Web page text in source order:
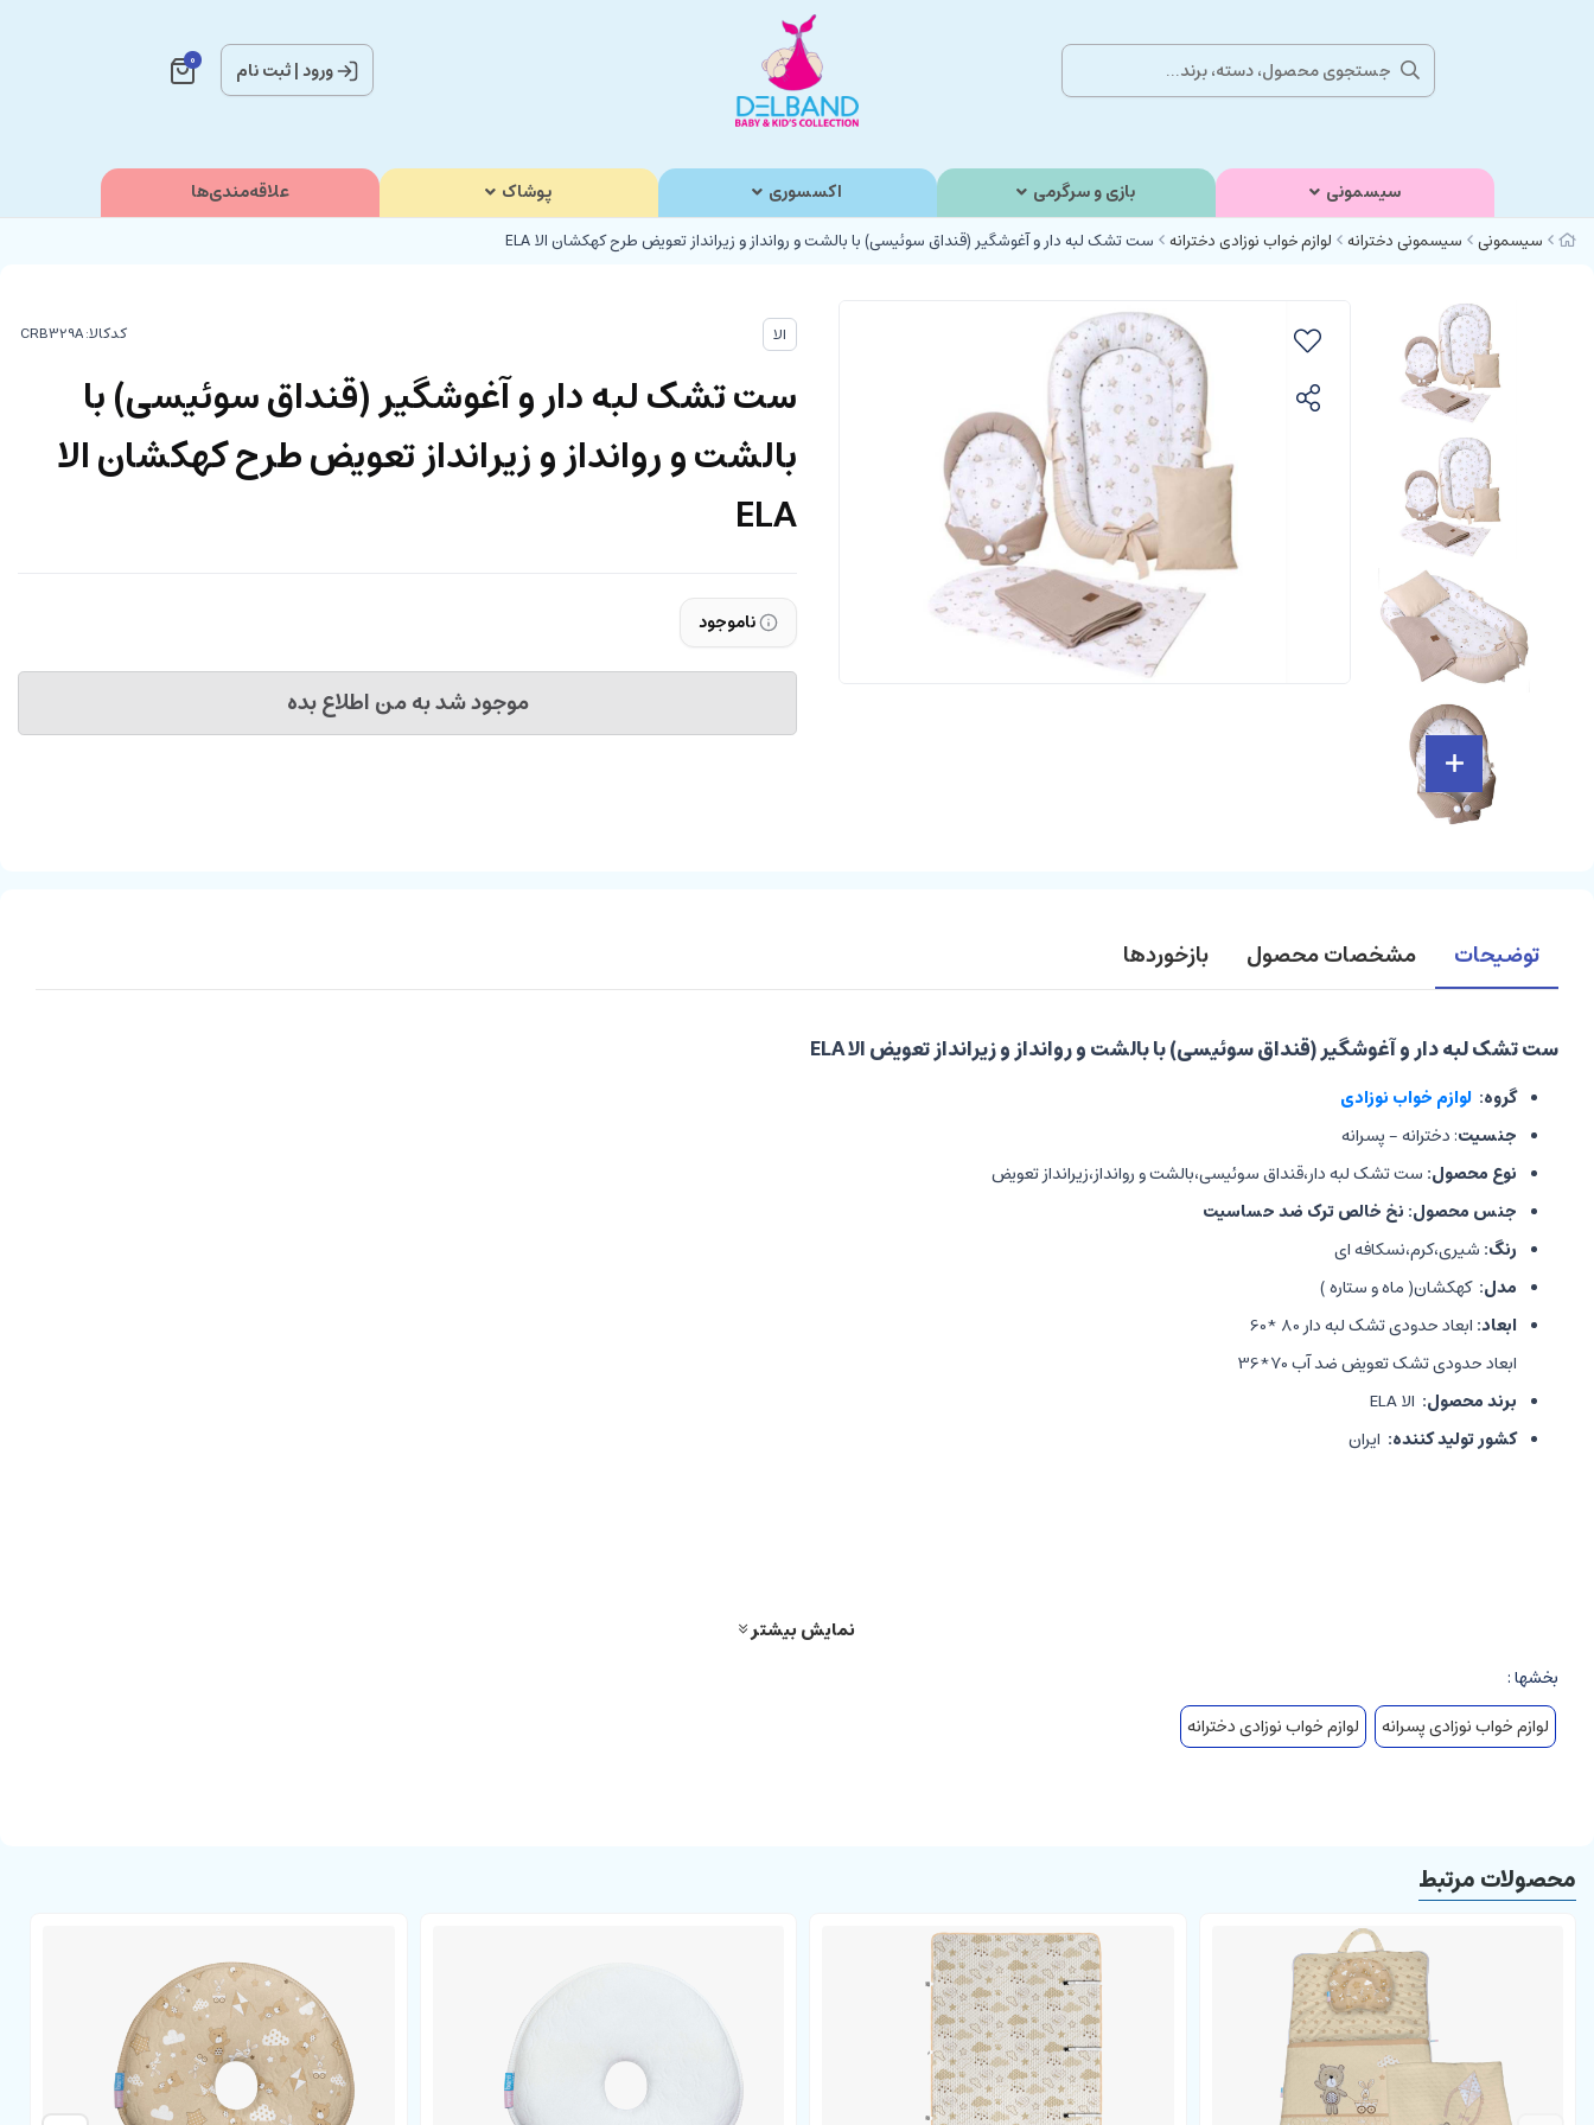
ورود|ثبت نام 0
سیسمونی بازی و سرگرمی اکسسوری پوشاک علاقه‌مندی‌ها
سیسمونی سیسمونی دخترانه لوازم خواب نوزادی دخترانه ست تشک لبه دار و آغوشگیر (قنداق سوئیسی) با بالشت و روانداز و زیرانداز تعویض طرح کهکشان الا ELA
الا کدکالا:
ست تشک لبه دار و آغوشگیر (قنداق سوئیسی) با
بالشت و روانداز و زیرانداز تعویض طرح کهکشان الا
ELA
ناموجود
موجود شد به من اطلاع بده
توضیحات مشخصات محصول بازخوردها
ست تشک لبه دار و آغوشگیر (قنداق سوئیسی) با بالشت و روانداز و زیرانداز تعویض الا ELA
گروه: لوازم خواب نوزادی
جنسیت: دخترانه - پسرانه
نوع محصول: ست تشک لبه دار،قنداق سوئیسی،بالشت و روانداز،زیرانداز تعویض
جنس محصول: نخ خالص ترک ضد حساسیت
رنگ: شیری،کرم،نسکافه ای
مدل: کهکشان( ماه و ستاره )
ابعاد: ابعاد حدودی تشک لبه دار 80 *60
ابعاد حدودی تشک تعویض ضد آب 70*36
برند محصول: الا ELA
کشور تولید کننده: ایران
دارای روانداز
دارای زیر انداز تعویض
قابل استفاده از بدو تولد
ترکیب رنگ شیری و نسکافه ای
متریال با کیفیت
سایز مناسب و استاندارد
دارای روکش از
جنسنخ خالص ضد حساسیت
نمایش بیشتر
بخشها :
لوازم خواب نوزادی پسرانه
لوازم خواب نوزادی دخترانه
محصولات مرتبط